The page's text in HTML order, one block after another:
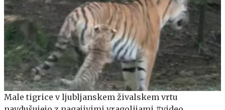
Male tigrice v ljubljanskem živalskem vrtu